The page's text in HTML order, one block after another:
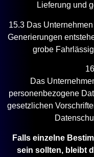
Lieferung und
15.3 Das
Generierungen
grobe
Das
personenbezogene
gesetzlichen
Falls einzelne
sein sollten, bleibt